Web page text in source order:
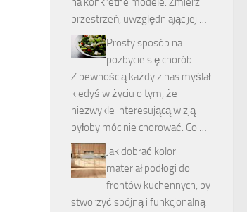
przestrzeń, uwzględniając jej …
Prosty sposób na
pozbycie się chorób
Z pewnością każdy z nas myślał
kiedyś w życiu o tym, że
niezwykle interesującą wizją
byłoby móc nie chorować. Co …
Jak dobrać kolor i
materiał podłogi do
frontów kuchennych, by
stworzyć spójną i funkcjonalną